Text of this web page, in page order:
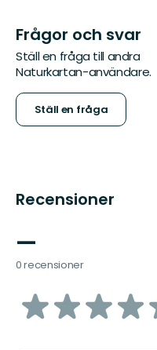
Frågor och svar
Ställ en fråga till andra
Naturkartan-användare.
Ställ en fråga
Recensioner
—
0 recensioner
av